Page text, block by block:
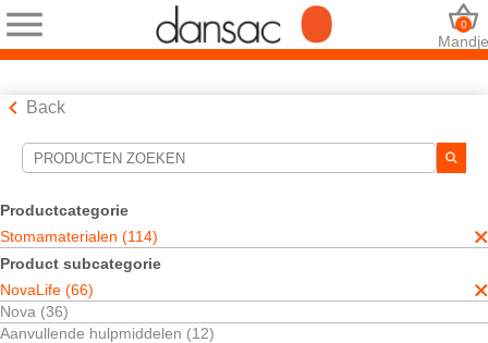
Mandje
0
Back
Productcategorie
Stomamaterialen (114)
Product subcategorie
NovaLife (66)
Nova (36)
Aanvullende hulpmiddelen (12)
Hulpmiddelen voor zoekopdrachten
Uw selecties:
Stomamaterialen
NovaLife
NovaLife-huidplaten
Uw selectie komt overeen met7resultaten
Sorteren op: